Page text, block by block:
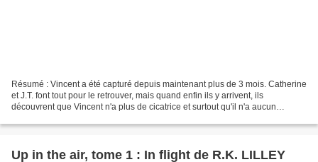
Résumé : Vincent a été capturé depuis maintenant plus de 3 mois. Catherine
et J.T. font tout pour le retrouver, mais quand enfin ils y arrivent, ils
découvrent que Vincent n'a plus de cicatrice et surtout qu'il n'a aucun
Up in the air, tome 1 : In flight de R.K. LILLEY